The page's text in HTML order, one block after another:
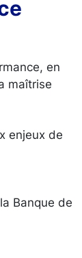
en
maîtrise
enjeux de
Banque de